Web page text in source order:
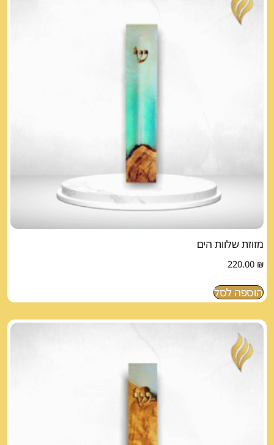
מזוזת שלוות הים
220.00 ₪
הוספה לסל